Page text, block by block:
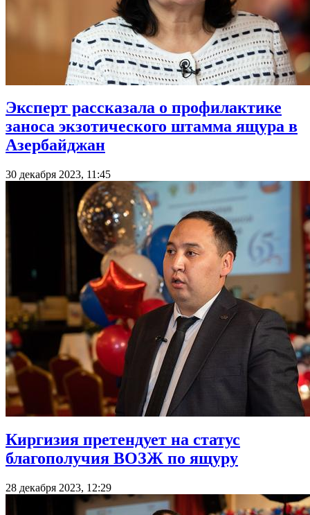
Эксперт рассказала о профилактике
заноса экзотического штамма ящура в
Азербайджан
30 декабря 2023, 11:45
Киргизия претендует на статус
благополучия ВОЗЖ по ящуру
28 декабря 2023, 12:29